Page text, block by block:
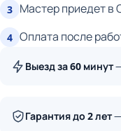
3 Мастер приедет в
4 Оплата после
Выезд за 60 минут
Гарантия до 2 лет—